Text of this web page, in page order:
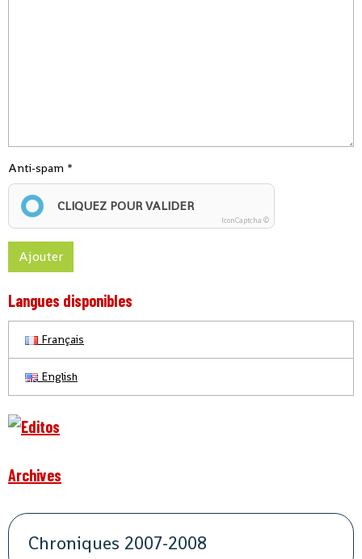
Anti-spam
CLIQUEZ POUR VALIDER
IconCaptcha ©
Ajouter
Langues disponibles
Français
English
Archives
Chroniques 2007-2008